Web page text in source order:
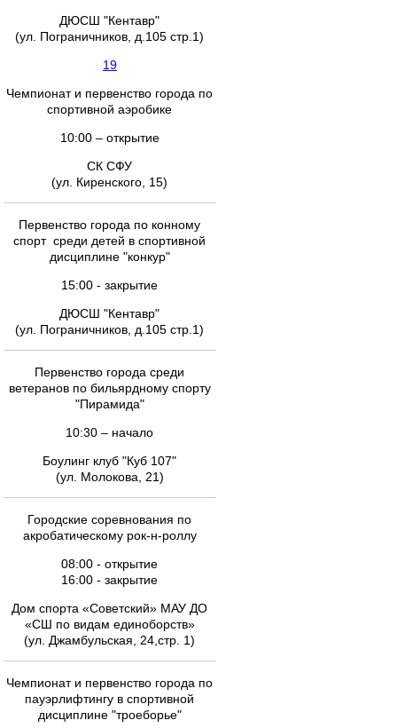
ДЮСШ "Кентавр"
(ул. Пограничников, д.105 стр.1)
19
Чемпионат и первенство города по
спортивной аэробике
10:00 – открытие
СК СФУ
(ул. Киренского, 15)
Первенство города по конному
спорт среди детей в спортивной
дисциплине "конкур"
15:00 - закрытие
ДЮСШ "Кентавр"
(ул. Пограничников, д.105 стр.1)
Первенство города среди
ветеранов по бильярдному спорту
"Пирамида"
10:30 – начало
Боулинг клуб "Куб 107"
(ул. Молокова, 21)
Городские соревнования по
акробатическому рок-н-роллу
08:00 - открытие
16:00 - закрытие
Дом спорта «Советский» МАУ ДО
«СШ по видам единоборств»
(ул. Джамбульская, 24,стр. 1)
Чемпионат и первенство города по
пауэрлифтингу в спортивной
дисциплине "троеборье"